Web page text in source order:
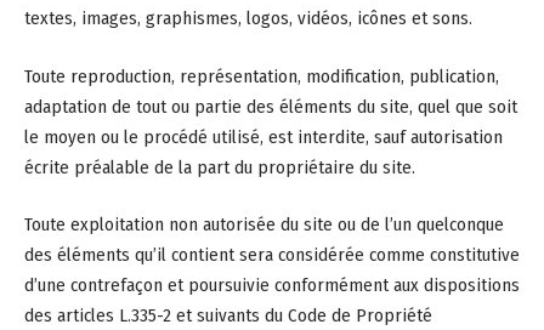
textes, images, graphismes, logos, vidéos, icônes et sons.
Toute reproduction, représentation, modification, publication,
adaptation de tout ou partie des éléments du site, quel que soit
le moyen ou le procédé utilisé, est interdite, sauf autorisation
écrite préalable de la part du propriétaire du site.
Toute exploitation non autorisée du site ou de l’un quelconque
des éléments qu’il contient sera considérée comme constitutive
d’une contrefaçon et poursuivie conformément aux dispositions
des articles L.335-2 et suivants du Code de Propriété